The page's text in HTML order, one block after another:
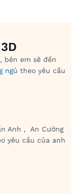
bên em sẽ đến
ngủ theo yêu cầu
Anh , An Cường
yêu cầu của anh